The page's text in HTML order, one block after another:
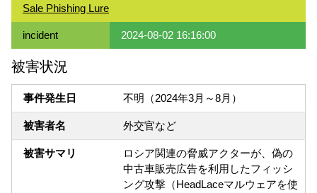
Sale Phishing Lure
incident 2024-08-02 16:16:00
被害状況
事件発生日 不明（2024年3月～8月）
被害者名 外交官など
被害サマリ
ロシア関連の脅威アクターが、偽の
中古車販売広告を利用したフィッシ
ング攻撃（HeadLaceマルウェアを使